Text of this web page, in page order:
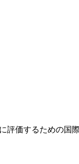
評価するための